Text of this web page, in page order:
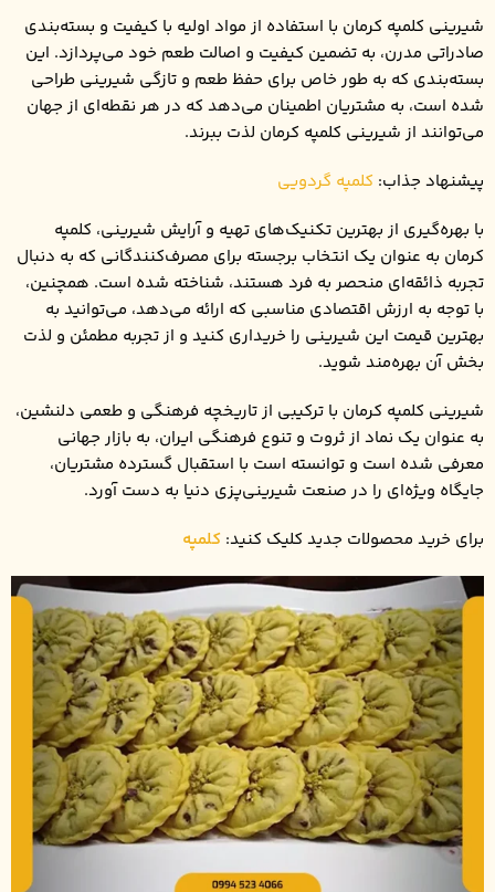
شیرینی کلمپه کرمان با استفاده از مواد اولیه با کیفیت و بسته‌بندی
صادراتی مدرن، به تضمین کیفیت و اصالت طعم خود می‌پردازد. این
بسته‌بندی که به طور خاص برای حفظ طعم و تازگی شیرینی طراحی
شده است، به مشتریان اطمینان می‌دهد که در هر نقطه‌ای از جهان
می‌توانند از شیرینی کلمپه کرمان لذت ببرند.
پیشنهاد جذاب: کلمپه گردویی
با بهره‌گیری از بهترین تکنیک‌های تهیه و آرایش شیرینی، کلمپه
کرمان به عنوان یک انتخاب برجسته برای مصرف‌کنندگانی که به دنبال
تجربه ذائقه‌ای منحصر به فرد هستند، شناخته شده است. همچنین،
با توجه به ارزش اقتصادی مناسبی که ارائه می‌دهد، می‌توانید به
بهترین قیمت این شیرینی را خریداری کنید و از تجربه مطمئن و لذت
بخش آن بهره‌مند شوید.
شیرینی کلمپه کرمان با ترکیبی از تاریخچه فرهنگی و طعمی دلنشین،
به عنوان یک نماد از ثروت و تنوع فرهنگی ایران، به بازار جهانی
معرفی شده است و توانسته است با استقبال گسترده مشتریان،
جایگاه ویژه‌ای را در صنعت شیرینی‌پزی دنیا به دست آورد.
برای خرید محصولات جدید کلیک کنید: کلمپه